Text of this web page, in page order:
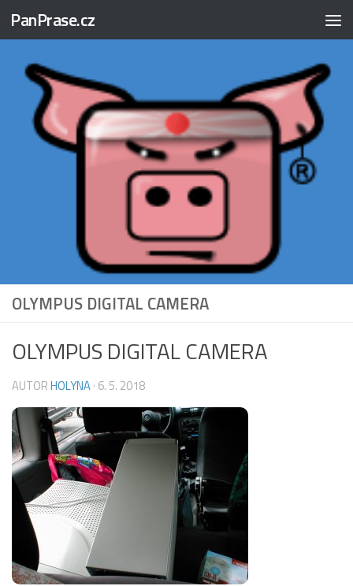
Skip to content
PanPrase.cz
OLYMPUS DIGITAL CAMERA
OLYMPUS DIGITAL CAMERA
AUTORHOLYNA· 6. 5. 2018